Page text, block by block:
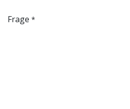
Frage *